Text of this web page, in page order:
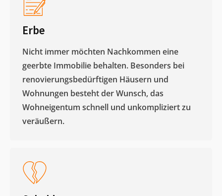
Erbe
Nicht immer möchten Nachkommen eine
geerbte Immobilie behalten. Besonders bei
renovierungsbedürftigen Häusern und
Wohnungen besteht der Wunsch, das
Wohneigentum schnell und unkompliziert zu
veräußern. ​